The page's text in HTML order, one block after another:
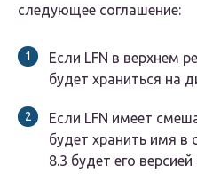
следующее соглашение:
Если LFN в верхнем
будет храниться на
Если LFN имеет
будет хранить имя в
8.3 будет его